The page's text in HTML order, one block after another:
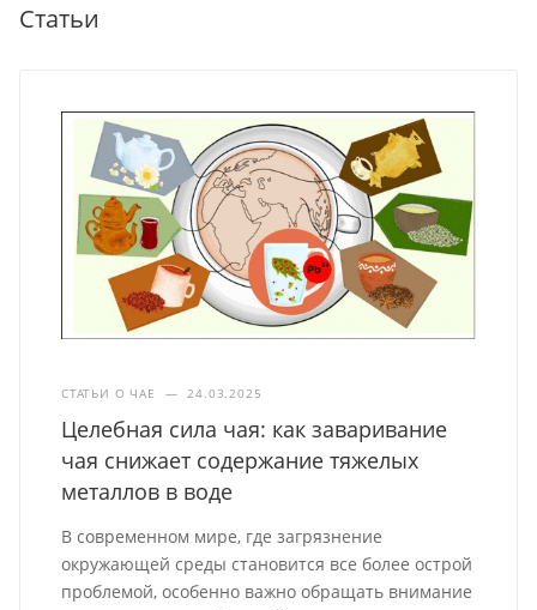
Статьи
СТАТЬИ О ЧАЕ — 24.03.2025
Целебная сила чая: как заваривание
чая снижает содержание тяжелых
металлов в воде
В современном мире, где загрязнение
окружающей среды становится все более острой
проблемой, особенно важно обращать внимание